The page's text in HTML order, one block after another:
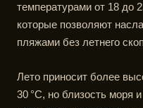
температурами от 18 до
которые позволяют
пляжами без летнего
Лето приносит более
30 °C, но близость моря